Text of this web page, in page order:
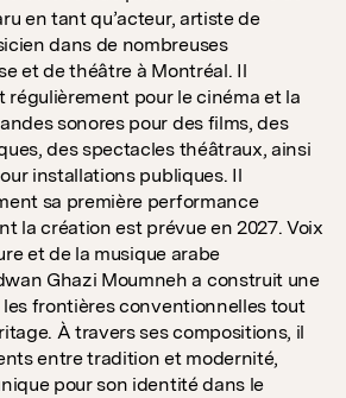
en tant qu’acteur, artiste de
dans de nombreuses
et de théâtre à Montréal. Il
régulièrement pour le cinéma et la
sonores pour des films, des
des spectacles théâtraux, ainsi
installations publiques. Il
sa première performance
la création est prévue en 2027. Voix
et de la musique arabe
Ghazi Moumneh a construit une
frontières conventionnelles tout
À travers ses compositions, il
entre tradition et modernité,
pour son identité dans le